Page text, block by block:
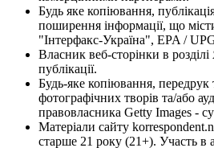
Будь яке копіювання,
поширення інформації, що
"Інтерфакс-Україна", EPA /
Власник веб-сторінки в
публікації.
Будь-яке копіювання, передрук
фотографічних творів та/або
правовласника Getty Images -
Матеріали сайту
старше 21 року (21+). Участь в